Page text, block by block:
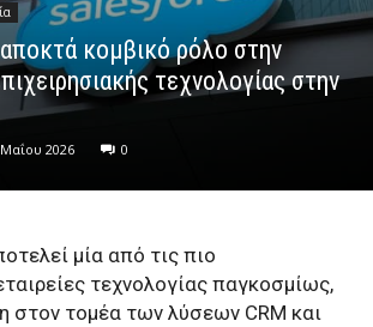
κομβικό ρόλο στην
τεχνολογίας στην
2026 0
μία από τις πιο
τεχνολογίας παγκοσμίως,
στον τομέα των λύσεων CRM και